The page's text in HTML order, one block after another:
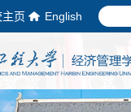
页 English